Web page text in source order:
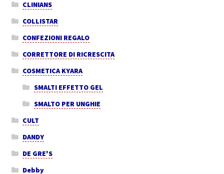
CLINIANS
COLLISTAR
CONFEZIONI REGALO
CORRETTORE DI RICRESCITA
COSMETICA KYARA
SMALTI EFFETTO GEL
SMALTO PER UNGHIE
CULT
DANDY
DE GRE'S
Debby